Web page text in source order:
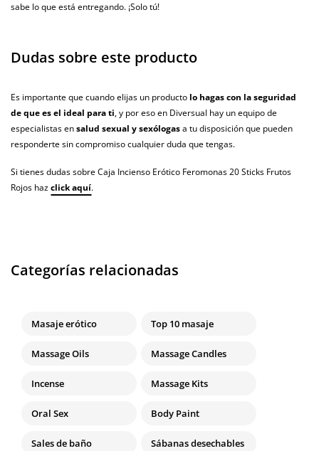
sabe lo que está entregando. ¡Solo tú!
Dudas sobre este producto
Es importante que cuando elijas un producto lo hagas con la seguridad
de que es el ideal para ti, y por eso en Diversual hay un equipo de
especialistas ensalud sexual y sexólogasa tu disposición que pueden
responderte sin compromiso cualquier duda que tengas.
Si tienes dudas sobre Caja Incienso Erótico Feromonas 20 Sticks Frutos
Rojos hazclick aquí.
Categorías relacionadas
Masaje erótico Top 10 masaje
Massage Oils Massage Candles
Incense Massage Kits
Oral Sex Body Paint
Sales de baño Sábanas desechables